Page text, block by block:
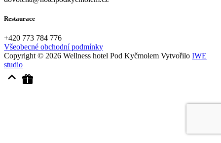
Restaurace
+420 773 784 776
Všeobecné obchodní podmínky
Copyright © 2026 Wellness hotel Pod Kyčmolem Vytvořilo IWE
studio